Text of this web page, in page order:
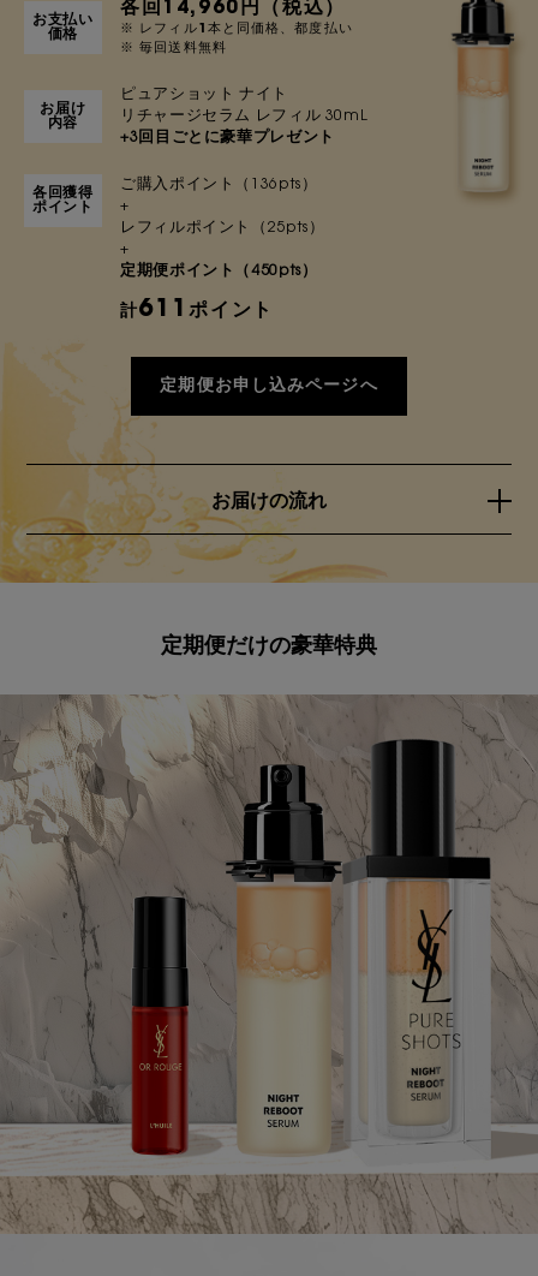
お支払い
価格
各回14,960円（税込）
※ レフィル1本と同価格、都度払い
※ 毎回送料無料
お届け
内容
ピュアショット ナイト
リチャージセラム レフィル 30mL
+3回目ごとに豪華プレゼント
各回獲得
ポイント
ご購入ポイント（136pts）
+
レフィルポイント（25pts）
+
定期便ポイント（450pts）
計611ポイント
定期便お申し込みページへ
お届けの流れ
定期便だけの豪華特典